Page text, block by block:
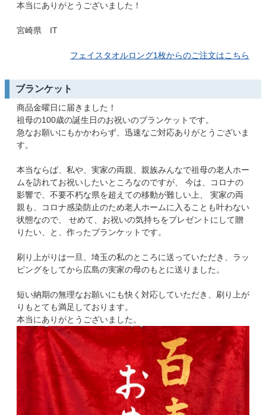
本当にありがとうございました！
宮崎県 IT
フェイスタオルロング1枚からのご注文はこちら
ブランケット
商品金曜日に届きました！
祖母の100歳の誕生日のお祝いのブランケットです。
急なお願いにもかかわらず、迅速なご対応ありがとうございま
す。
本当ならば、私や、実家の両親、親族みんなで祖母の老人ホー
ムを訪れてお祝いしたいところなのですが、 今は、コロナの
影響で、不要不朽な県を超えての移動が難しい上、 実家の両
親も、コロナ感染防止のため老人ホームに入ることも叶わない
状態なので、 せめて、お祝いの気持ちをプレゼントにして贈
りたい、と、作ったブランケットです。
刷り上がりは一旦、埼玉の私のところに送っていただき、ラッ
ピングをしてから広島の実家の母のもとに送りました。
短い納期の無理なお願いにも快く対応していただき、刷り上が
りもとても満足しております。
本当にありがとうございました。